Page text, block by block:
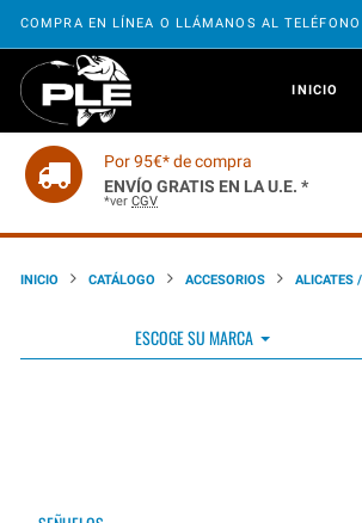
COMPRA EN LÍNEA O LLÁMANOS AL
INICIO
Por 95€* de compra
ENVÍO GRATIS EN LA U.E. *
*ver CGV
INICIO CATÁLOGO ACCESORIOS ALICATES
ESCOGE SU MARCA